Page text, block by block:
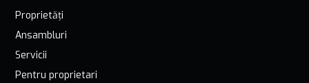
Proprietăți
Ansambluri
Servicii
Pentru proprietari